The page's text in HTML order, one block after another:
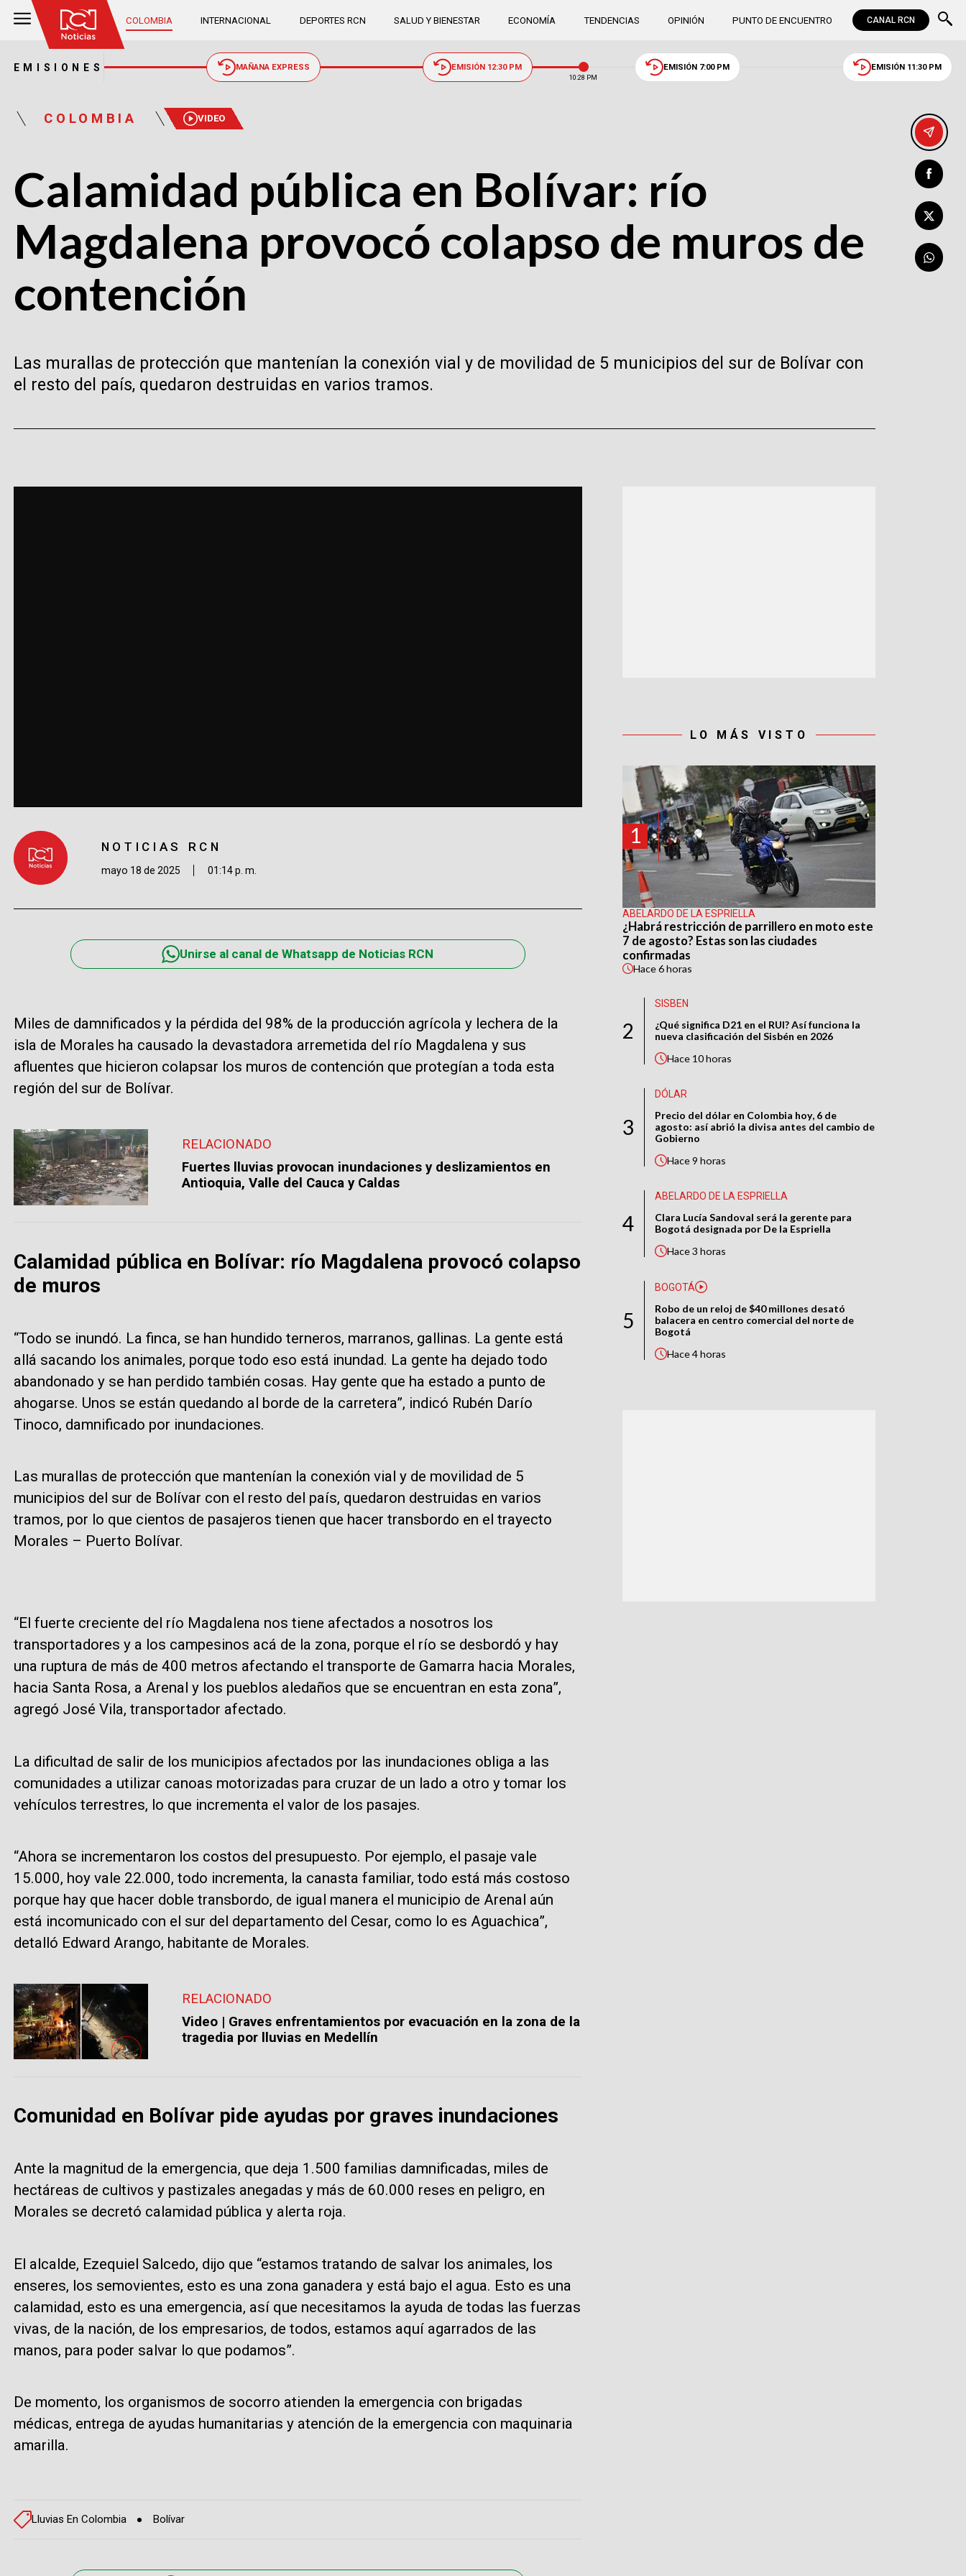
COLOMBIA INTERNACIONAL DEPORTES RCN SALUD Y BIENESTAR ECONOMÍA TENDENCIAS OPINIÓN PUNTO DE ENCUENTRO CANAL RCN
EMISIONES MAÑANA EXPRESS EMISIÓN 12:30 PM
10:28 PM
EMISIÓN 7:00 PM EMISIÓN 11:30 PM
COLOMBIA VIDEO
Calamidad pública en Bolívar: río
Magdalena provocó colapso de muros de
contención
Las murallas de protección que mantenían la conexión vial y de movilidad de 5 municipios del sur de Bolívar con
el resto del país, quedaron destruidas en varios tramos.
NOTICIAS RCN
mayo 18 de 2025 01:14 p. m.
Unirse al canal de Whatsapp de Noticias RCN
Miles de damnificados y la pérdida del 98% de la producción agrícola y lechera de la
isla de Morales ha causado la devastadora arremetida del río Magdalena y sus
afluentes que hicieron colapsar los muros de contención que protegían a toda esta
región del sur de Bolívar.
RELACIONADO
Fuertes lluvias provocan inundaciones y deslizamientos en
Antioquia, Valle del Cauca y Caldas
Calamidad pública en Bolívar: río Magdalena provocó colapso
de muros
“Todo se inundó. La finca, se han hundido terneros, marranos, gallinas. La gente está
allá sacando los animales, porque todo eso está inundad. La gente ha dejado todo
abandonado y se han perdido también cosas. Hay gente que ha estado a punto de
ahogarse. Unos se están quedando al borde de la carretera”, indicó Rubén Darío
Tinoco, damnificado por inundaciones.
Las murallas de protección que mantenían la conexión vial y de movilidad de 5
municipios del sur de Bolívar con el resto del país, quedaron destruidas en varios
tramos, por lo que cientos de pasajeros tienen que hacer transbordo en el trayecto
Morales – Puerto Bolívar.
“El fuerte creciente del río Magdalena nos tiene afectados a nosotros los
transportadores y a los campesinos acá de la zona, porque el río se desbordó y hay
una ruptura de más de 400 metros afectando el transporte de Gamarra hacia Morales,
hacia Santa Rosa, a Arenal y los pueblos aledaños que se encuentran en esta zona”,
agregó José Vila, transportador afectado.
La dificultad de salir de los municipios afectados por las inundaciones obliga a las
comunidades a utilizar canoas motorizadas para cruzar de un lado a otro y tomar los
vehículos terrestres, lo que incrementa el valor de los pasajes.
“Ahora se incrementaron los costos del presupuesto. Por ejemplo, el pasaje vale
15.000, hoy vale 22.000, todo incrementa, la canasta familiar, todo está más costoso
porque hay que hacer doble transbordo, de igual manera el municipio de Arenal aún
está incomunicado con el sur del departamento del Cesar, como lo es Aguachica”,
detalló Edward Arango, habitante de Morales.
RELACIONADO
Video | Graves enfrentamientos por evacuación en la zona de la
tragedia por lluvias en Medellín
Comunidad en Bolívar pide ayudas por graves inundaciones
Ante la magnitud de la emergencia, que deja 1.500 familias damnificadas, miles de
hectáreas de cultivos y pastizales anegadas y más de 60.000 reses en peligro, en
Morales se decretó calamidad pública y alerta roja.
El alcalde, Ezequiel Salcedo, dijo que “estamos tratando de salvar los animales, los
enseres, los semovientes, esto es una zona ganadera y está bajo el agua. Esto es una
calamidad, esto es una emergencia, así que necesitamos la ayuda de todas las fuerzas
vivas, de la nación, de los empresarios, de todos, estamos aquí agarrados de las
manos, para poder salvar lo que podamos”.
De momento, los organismos de socorro atienden la emergencia con brigadas
médicas, entrega de ayudas humanitarias y atención de la emergencia con maquinaria
amarilla.
Lluvias En Colombia Bolívar
LO MÁS VISTO
1
ABELARDO DE LA ESPRIELLA
¿Habrá restricción de parrillero en moto este
7 de agosto? Estas son las ciudades
confirmadas
Hace6 horas
2
SISBEN
¿Qué significa D21 en el RUI? Así funciona la
nueva clasificación del Sisbén en 2026
Hace 10 horas
3
DÓLAR
Precio del dólar en Colombia hoy, 6 de
agosto: así abrió la divisa antes del cambio de
Gobierno
Hace9 horas
4
ABELARDO DE LA ESPRIELLA
Clara Lucía Sandoval será la gerente para
Bogotá designada por De la Espriella
Hace3 horas
5
BOGOTÁ
Robo de un reloj de $40 millones desató
balacera en centro comercial del norte de
Bogotá
Hace4 horas